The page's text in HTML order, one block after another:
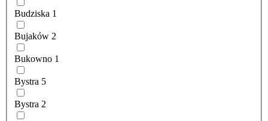
Budziska 1
Bujaków 2
Bukowno 1
Bystra 5
Bystra 2